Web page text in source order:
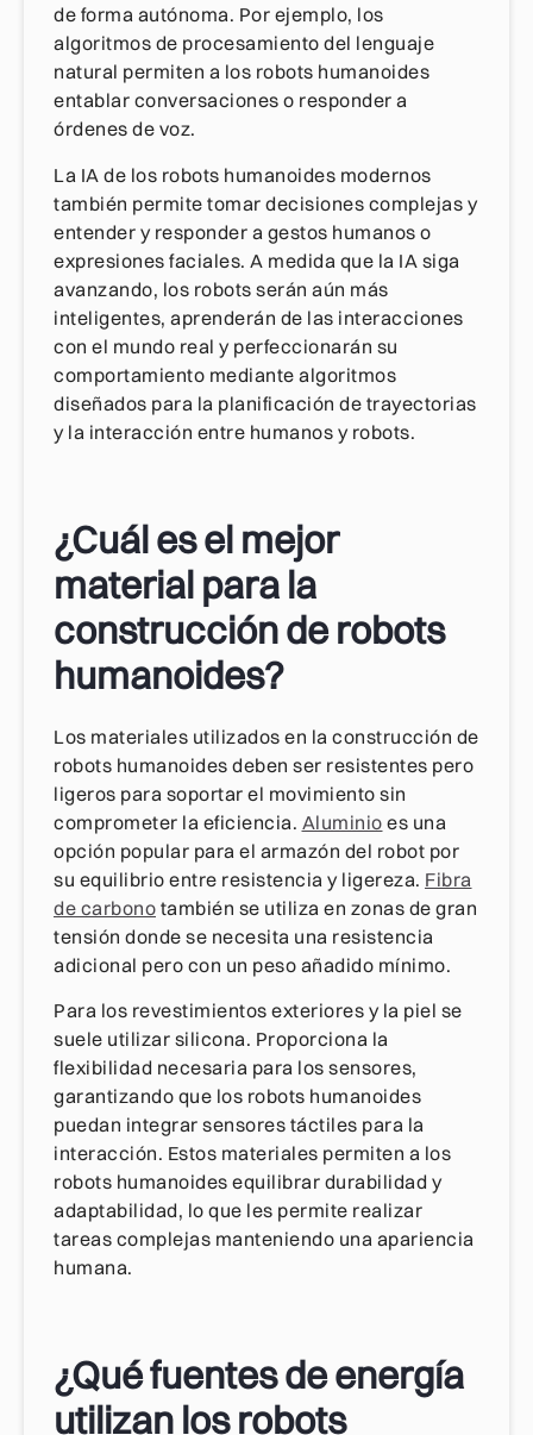
de forma autónoma. Por ejemplo, los
algoritmos de procesamiento del lenguaje
natural permiten a los robots humanoides
entablar conversaciones o responder a
órdenes de voz.
La IA de los robots humanoides modernos
también permite tomar decisiones complejas y
entender y responder a gestos humanos o
expresiones faciales. A medida que la IA siga
avanzando, los robots serán aún más
inteligentes, aprenderán de las interacciones
con el mundo real y perfeccionarán su
comportamiento mediante algoritmos
diseñados para la planificación de trayectorias
y la interacción entre humanos y robots.
¿Cuál es el mejor
material para la
construcción de robots
humanoides?
Los materiales utilizados en la construcción de
robots humanoides deben ser resistentes pero
ligeros para soportar el movimiento sin
comprometer la eficiencia. Aluminio es una
opción popular para el armazón del robot por
su equilibrio entre resistencia y ligereza. Fibra
de carbono también se utiliza en zonas de gran
tensión donde se necesita una resistencia
adicional pero con un peso añadido mínimo.
Para los revestimientos exteriores y la piel se
suele utilizar silicona. Proporciona la
flexibilidad necesaria para los sensores,
garantizando que los robots humanoides
puedan integrar sensores táctiles para la
interacción. Estos materiales permiten a los
robots humanoides equilibrar durabilidad y
adaptabilidad, lo que les permite realizar
tareas complejas manteniendo una apariencia
humana.
¿Qué fuentes de energía
utilizan los robots